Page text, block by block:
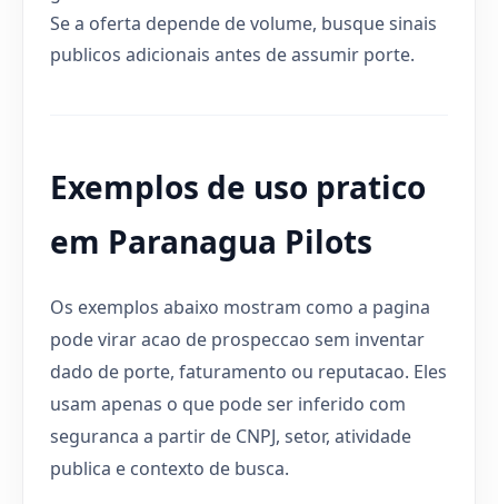
Se a oferta depende de volume, busque sinais
publicos adicionais antes de assumir porte.
Exemplos de uso pratico
em Paranagua Pilots
Os exemplos abaixo mostram como a pagina
pode virar acao de prospeccao sem inventar
dado de porte, faturamento ou reputacao. Eles
usam apenas o que pode ser inferido com
seguranca a partir de CNPJ, setor, atividade
publica e contexto de busca.